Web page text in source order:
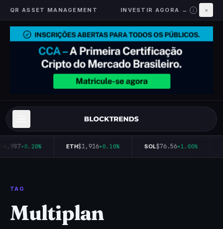
QR ASSET MANAGEMENT INVESTIR AGORA → i ×
+0.20% ETH$1,916+0.10% SOL$76.56+1.00%
TAG
Multiplan